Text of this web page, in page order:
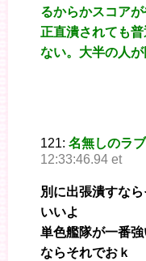
るからかスコアが
正直潰されても
ない。大半の人
121: 名無しのラ
12:33:46.94 et
別に出張潰すな
いいよ
単色艦隊が一番
ならそれでおｋ